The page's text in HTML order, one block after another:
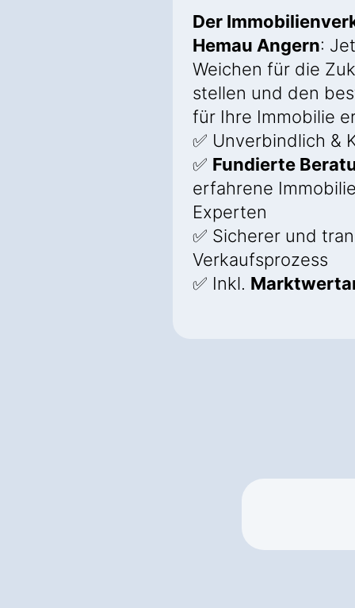
Der
Hemau Angern:
Weichen für die
stellen und den
für Ihre Immobilie
✅ Unverbindlich &
✅ Fundierte
erfahrene
Experten
✅ Sicherer und
Verkaufsprozess
✅ Inkl.